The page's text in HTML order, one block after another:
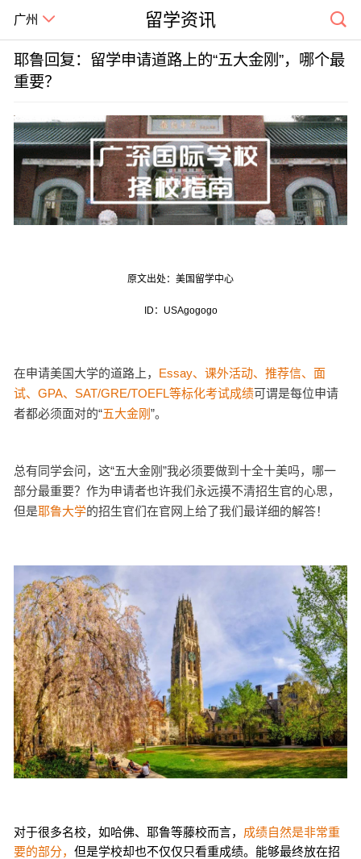
广州 留学资讯
耶鲁回复：留学申请道路上的“五大金刚”，哪个最
重要？
原文出处：美国留学中心
ID：USAgogogo
在申请美国大学的道路上， Essay、课外活动、推荐信、面
试、GPA、SAT/GRE/TOEFL等标化考试成绩可谓是每位申请
者都必须面对的“五大金刚”。
总有同学会问，这“五大金刚”我必须要做到十全十美吗，哪一
部分最重要？作为申请者也许我们永远摸不清招生官的心思，
但是耶鲁大学的招生官们在官网上给了我们最详细的解答！
对于很多名校，如哈佛、耶鲁等藤校而言， 成绩自然是非常重
要的部分， 但是学校却也不仅仅只看重成绩。能够最终放在招